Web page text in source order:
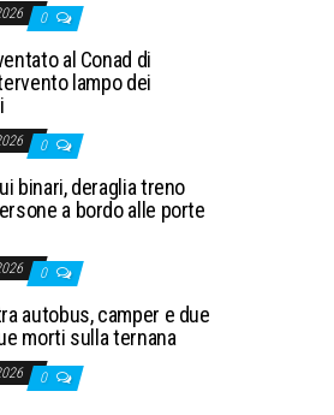
0
al Conad di
lampo dei
0
binari, deraglia treno
a bordo alle porte
0
autobus, camper e due
morti sulla ternana
0